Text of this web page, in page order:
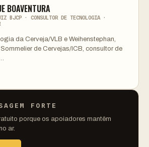
BOAVENTURA
BJCP · CONSULTOR DE TECNOLOGIA ·
da Cerveja/VLB e Weihenstephan,
de Cervejas/ICB, consultor de
FORTE
porque os apoiadores mantêm
ar.